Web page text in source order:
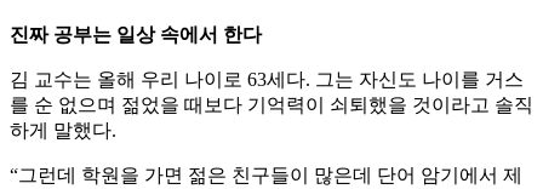
진짜 공부는 일상 속에서 한다
김 교수는 올해 우리 나이로 63세다. 그는 자신도 나이를 거스
를 순 없으며 젊었을 때보다 기억력이 쇠퇴했을 것이라고 솔직
하게 말했다.
“그런데 학원을 가면 젊은 친구들이 많은데 단어 암기에서 제